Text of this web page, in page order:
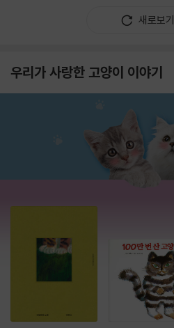
새로보기
우리가 사랑한 고양이 이야기